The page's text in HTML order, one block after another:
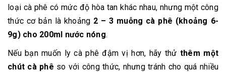
loại cà phê có mức độ hòa tan khác nhau, nhưng một công
thức cơ bản là khoảng 2 – 3 muỗng cà phê (khoảng 6-
9g) cho 200ml nước nóng.
Nếu bạn muốn ly cà phê đậm vị hơn, hãy thử thêm một
chút cà phê so với công thức, nhưng tránh cho quá nhiều